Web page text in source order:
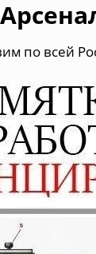
по всей